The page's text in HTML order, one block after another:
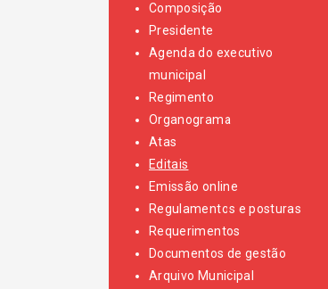
Composição
Presidente
Agenda do executivo
municipal
Regimento
Organograma
Atas
Editais
Emissão online
Regulamentos e posturas
Requerimentos
Documentos de gestão
Arquivo Municipal